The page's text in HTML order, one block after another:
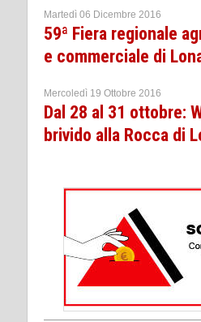
Martedì 06 Dicembre 2016
59ª Fiera regionale
e commerciale di
Mercoledì 19 Ottobre 2016
Dal 28 al 31 ottobre:
brivido alla Rocca di